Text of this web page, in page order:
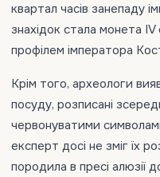
квартал часів занепаду
знахідок стала монета
профілем імператора
Крім того, археологи
посуду, розписані
червонуватими
експерт досі не зміг їх
породила в пресі алюзії